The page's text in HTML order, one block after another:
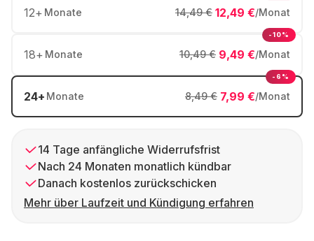
12+ Monate 12,49 €/Monat
14,49 €
18+ Monate 9,49 €/Monat
10,49 €
-10%
24+ Monate 7,99 €/Monat
8,49 €
-6%
14 Tage anfängliche Widerrufsfrist
Nach 24 Monaten monatlich kündbar
Danach kostenlos zurückschicken
Mehr über Laufzeit und Kündigung erfahren